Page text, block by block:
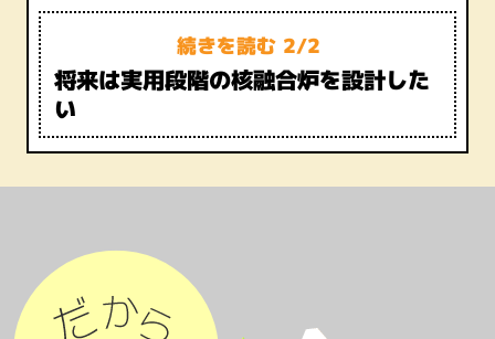
続きを読む 2/2
将来は実用段階の核融合炉を設計した
い